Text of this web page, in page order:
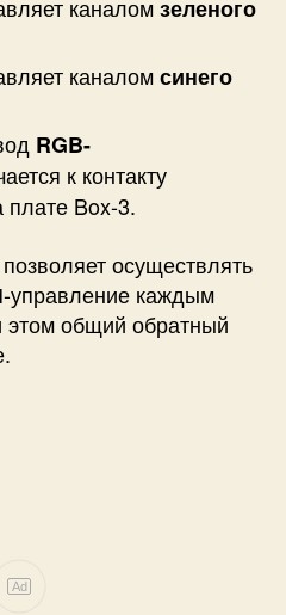
каналомзеленого
каналомсинего
RGB-
к контакту
плате Box-3.
осуществлять
каждым
этом общий обратный
Ad